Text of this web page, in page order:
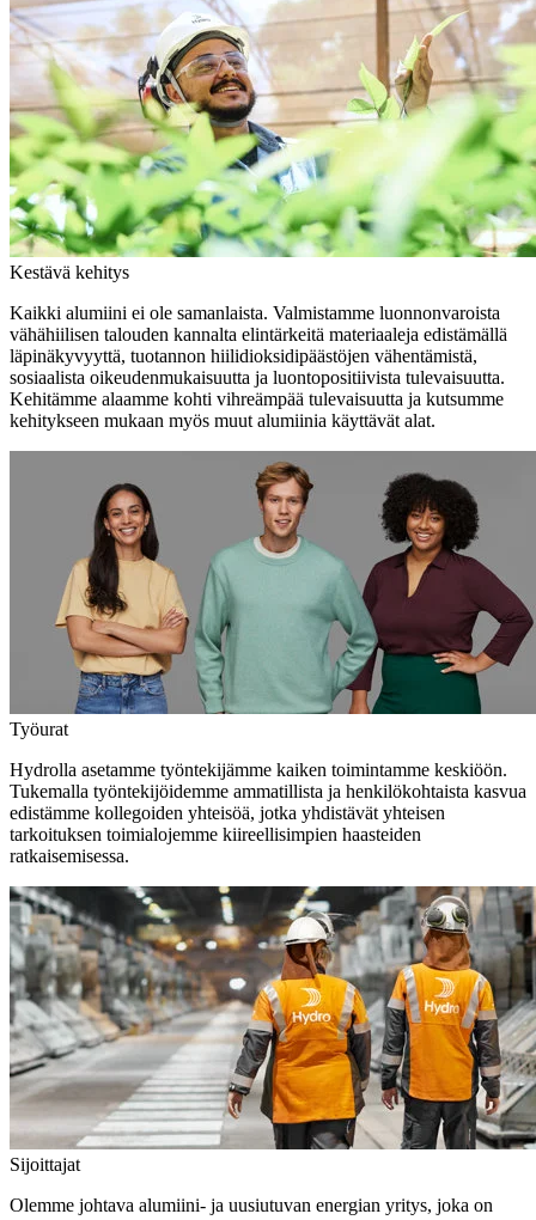
Kestävä kehitys
Kaikki alumiini ei ole samanlaista. Valmistamme luonnonvaroista
vähähiilisen talouden kannalta elintärkeitä materiaaleja edistämällä
läpinäkyvyyttä, tuotannon hiilidioksidipäästöjen vähentämistä,
sosiaalista oikeudenmukaisuutta ja luontopositiivista tulevaisuutta.
Kehitämme alaamme kohti vihreämpää tulevaisuutta ja kutsumme
kehitykseen mukaan myös muut alumiinia käyttävät alat.
Työurat
Hydrolla asetamme työntekijämme kaiken toimintamme keskiöön.
Tukemalla työntekijöidemme ammatillista ja henkilökohtaista kasvua
edistämme kollegoiden yhteisöä, jotka yhdistävät yhteisen
tarkoituksen toimialojemme kiireellisimpien haasteiden
ratkaisemisessa.
Sijoittajat
Olemme johtava alumiini- ja uusiutuvan energian yritys, joka on